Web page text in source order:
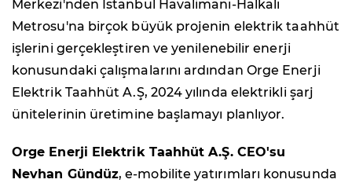
Merkezi'nden İstanbul Havalimanı-Halkalı
Metrosu'na birçok büyük projenin elektrik taahhüt
işlerini gerçekleştiren ve yenilenebilir enerji
konusundaki çalışmalarını ardından Orge Enerji
Elektrik Taahhüt A.Ş, 2024 yılında elektrikli şarj
ünitelerinin üretimine başlamayı planlıyor.
Orge Enerji Elektrik Taahhüt A.Ş. CEO'su
Nevhan Gündüz, e-mobilite yatırımları konusunda